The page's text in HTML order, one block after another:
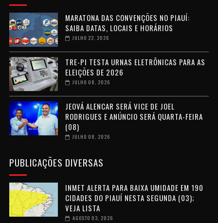
MARATONA DAS CONVENÇÕES NO PIAUÍ:
SAIBA DATAS, LOCAIS E HORÁRIOS
JULHO 22, 2026
TRE-PI TESTA URNAS ELETRÔNICAS PARA AS
ELEIÇÕES DE 2026
JULHO 08, 2026
JEOVÁ ALENCAR SERÁ VICE DE JOEL
RODRIGUES E ANÚNCIO SERÁ QUARTA-FEIRA
(08)
JULHO 08, 2026
PUBLICAÇÕES DIVERSAS
INMET ALERTA PARA BAIXA UMIDADE EM 190
CIDADES DO PIAUÍ NESTA SEGUNDA (03);
VEJA LISTA
AGOSTO 03, 2026